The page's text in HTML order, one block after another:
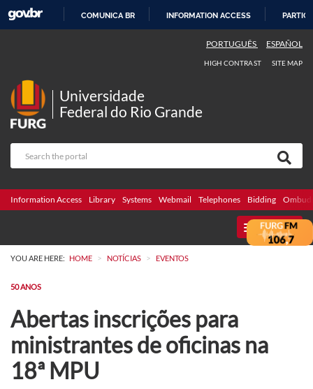
COMUNICA BR INFORMATION ACCESS
PORTUGUÊS ESPAÑOL
HIGH CONTRAST SITE MAP
Universidade
Federal do Rio Grande
Information Access Library Systems Webmail Telephones Bidding
MENU
YOU ARE HERE: HOME > NOTÍCIAS > EVENTOS
50 ANOS
Abertas inscrições para
ministrantes de oficinas na
18ª MPU